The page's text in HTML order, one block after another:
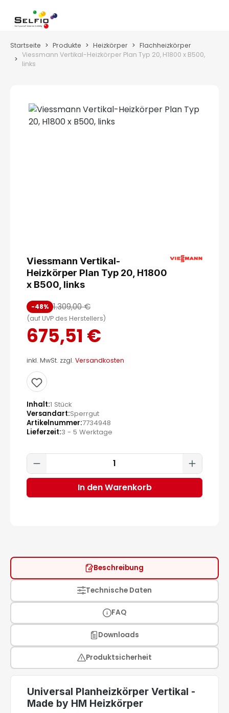
Zum Hauptinhalt springen
Startseite Produkte Heizkörper
Flachheizkörper
Viessmann Vertikal-Heizkörper Plan Typ 20, H1800 x B500,
links
Viessmann Vertikal-
Heizkörper Plan Typ 20, H1800
x B500, links
-48% 1.309,00 €
(auf UVP des Herstellers)
675,51 €
inkl. MwSt. zzgl. Versandkosten
Inhalt 1 Stück
Versandart Sperrgut
Artikelnummer 7734948
Lieferzeit 3 - 5 Werktage
Produkt Anzahl: Gib den
In den Warenkorb
Beschreibung
Technische Daten
FAQ
Downloads
Produktsicherheit
Universal Planheizkörper Vertikal -
Made by HM Heizkörper